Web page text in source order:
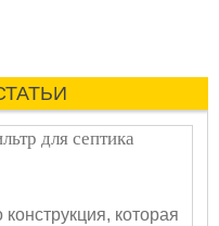
для септика
которая